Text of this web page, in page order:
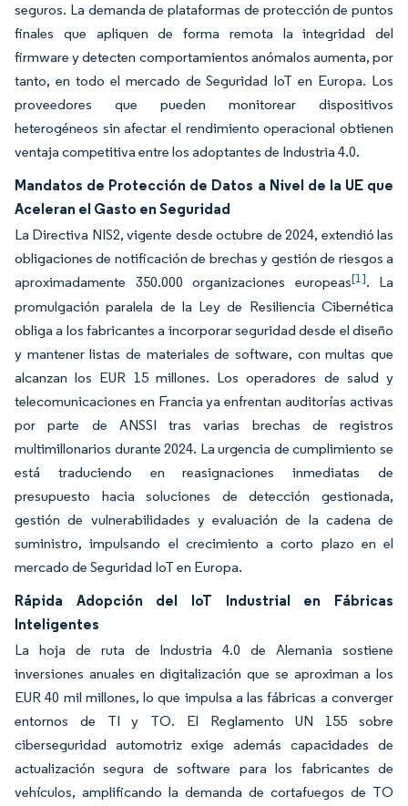
seguros. La demanda de plataformas de protección de puntos
finales que apliquen de forma remota la integridad del
firmware y detecten comportamientos anómalos aumenta, por
tanto, en todo el mercado de Seguridad IoT en Europa. Los
proveedores que pueden monitorear dispositivos
heterogéneos sin afectar el rendimiento operacional obtienen
ventaja competitiva entre los adoptantes de Industria 4.0.
Mandatos de Protección de Datos a Nivel de la UE que
Aceleran el Gasto en Seguridad
La Directiva NIS2, vigente desde octubre de 2024, extendió las
obligaciones de notificación de brechas y gestión de riesgos a
aproximadamente 350.000 organizaciones europeas[1]. La
promulgación paralela de la Ley de Resiliencia Cibernética
obliga a los fabricantes a incorporar seguridad desde el diseño
y mantener listas de materiales de software, con multas que
alcanzan los EUR 15 millones. Los operadores de salud y
telecomunicaciones en Francia ya enfrentan auditorías activas
por parte de ANSSI tras varias brechas de registros
multimillonarios durante 2024. La urgencia de cumplimiento se
está traduciendo en reasignaciones inmediatas de
presupuesto hacia soluciones de detección gestionada,
gestión de vulnerabilidades y evaluación de la cadena de
suministro, impulsando el crecimiento a corto plazo en el
mercado de Seguridad IoT en Europa.
Rápida Adopción del IoT Industrial en Fábricas
Inteligentes
La hoja de ruta de Industria 4.0 de Alemania sostiene
inversiones anuales en digitalización que se aproximan a los
EUR 40 mil millones, lo que impulsa a las fábricas a converger
entornos de TI y TO. El Reglamento UN 155 sobre
ciberseguridad automotriz exige además capacidades de
actualización segura de software para los fabricantes de
vehículos, amplificando la demanda de cortafuegos de TO